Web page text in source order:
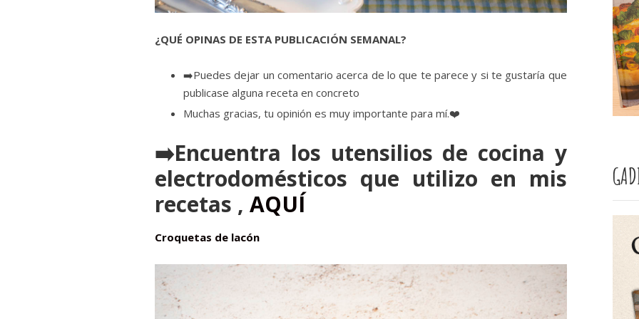
¿QUÉ OPINAS DE ESTA PUBLICACIÓN SEMANAL?
➡️Puedes dejar un comentario acerca de lo que te parece y si te gustaría que
publicase alguna receta en concreto
Muchas gracias, tu opinión es muy importante para mí.❤️
➡️Encuentra los utensilios de cocina y
electrodomésticos que utilizo en mis
recetas , AQUÍ
Croquetas de lacón